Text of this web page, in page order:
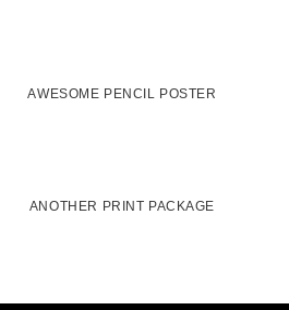
AWESOME PENCIL POSTER
ANOTHER PRINT PACKAGE